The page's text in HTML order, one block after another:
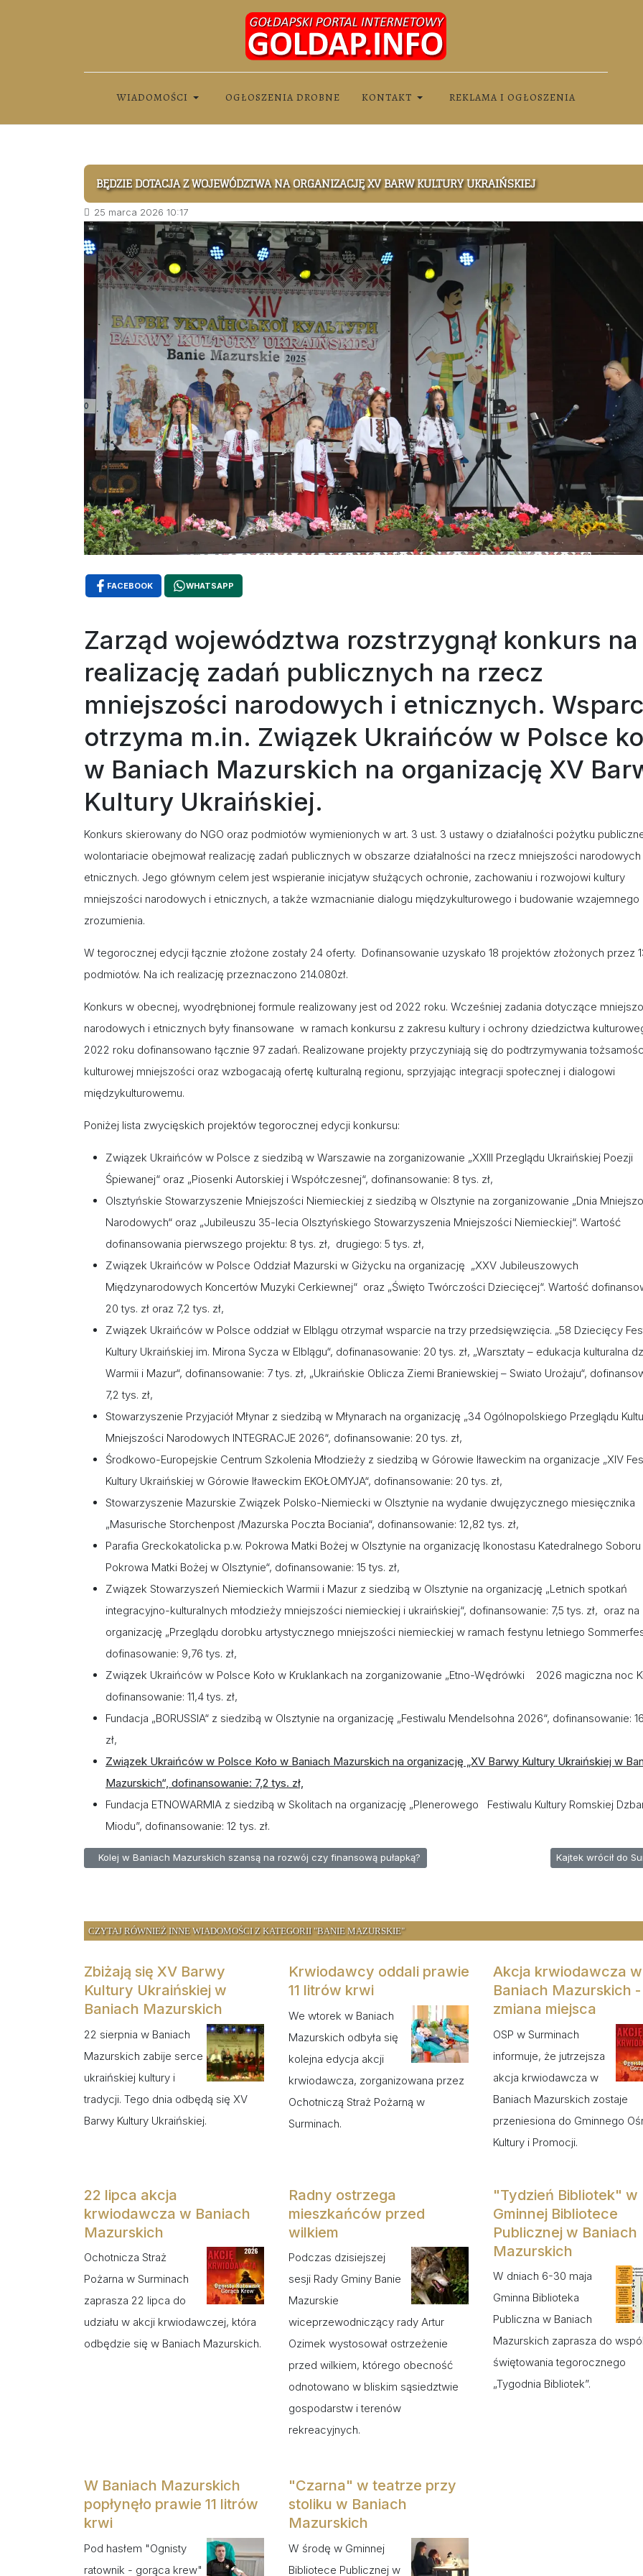
WIADOMOŚCI OGŁOSZENIA DROBNE KONTAKT REKLAMA I OGŁOSZENIA
BĘDZIE DOTACJA Z WOJEWÓDZTWA NA ORGANIZACJĘ XV BARW KULTURY UKRAIŃSKIEJ
25 marca 2026 10:17
FACEBOOK WHATSAPP
Zarząd województwa rozstrzygnął konkurs na
realizację zadań publicznych na rzecz
mniejszości narodowych i etnicznych.
otrzyma m.in. Związek Ukraińców w Polsce
w Baniach Mazurskich na organizację XV
Kultury Ukraińskiej.
Konkurs skierowany do NGO oraz podmiotów wymienionych w art. 3 ust. 3 ustawy o działalności pożytku
wolontariacie obejmował realizację zadań publicznych w obszarze działalności na rzecz mniejszości narodowych
etnicznych. Jego głównym celem jest wspieranie inicjatyw służących ochronie, zachowaniu i rozwojowi kultury
mniejszości narodowych i etnicznych, a także wzmacnianie dialogu międzykulturowego i budowanie wzajemnego
zrozumienia.
W tegorocznej edycji łącznie złożone zostały 24 oferty. Dofinansowanie uzyskało 18 projektów złożonych przez
podmiotów. Na ich realizację przeznaczono 214.080zł.
Konkurs w obecnej, wyodrębnionej formule realizowany jest od 2022 roku. Wcześniej zadania dotyczące
narodowych i etnicznych były finansowane w ramach konkursu z zakresu kultury i ochrony dziedzictwa
2022 roku dofinansowano łącznie 97 zadań. Realizowane projekty przyczyniają się do podtrzymywania
kulturowej mniejszości oraz wzbogacają ofertę kulturalną regionu, sprzyjając integracji społecznej i dialogowi
międzykulturowemu.
Poniżej lista zwycięskich projektów tegorocznej edycji konkursu:
Związek Ukraińców w Polsce z siedzibą w Warszawie na zorganizowanie „XXIII Przeglądu Ukraińskiej Poezji
Śpiewanej“ oraz „Piosenki Autorskiej i Współczesnej“, dofinansowanie: 8 tys. zł,
Olsztyńskie Stowarzyszenie Mniejszości Niemieckiej z siedzibą w Olsztynie na zorganizowanie „Dnia
Narodowych“ oraz „Jubileuszu 35-lecia Olsztyńskiego Stowarzyszenia Mniejszości Niemieckiej“. Wartość
dofinansowania pierwszego projektu: 8 tys. zł, drugiego: 5 tys. zł,
Związek Ukraińców w Polsce Oddział Mazurski w Giżycku na organizację „XXV Jubileuszowych
Międzynarodowych Koncertów Muzyki Cerkiewnej“ oraz „Święto Twórczości Dziecięcej“. Wartość
20 tys. zł oraz 7,2 tys. zł,
Związek Ukraińców w Polsce oddział w Elblągu otrzymał wsparcie na trzy przedsięwzięcia. „58 Dziecięcy
Kultury Ukraińskiej im. Mirona Sycza w Elblągu“, dofinanasowanie: 20 tys. zł, „Warsztaty – edukacja kulturalna
Warmii i Mazur“, dofinansowanie: 7 tys. zł, „Ukraińskie Oblicza Ziemi Braniewskiej – Swiato Urożaju“,
7,2 tys. zł,
Stowarzyszenie Przyjaciół Młynar z siedzibą w Młynarach na organizację „34 Ogólnopolskiego Przeglądu
Mniejszości Narodowych INTEGRACJE 2026“, dofinansowanie: 20 tys. zł,
Środkowo-Europejskie Centrum Szkolenia Młodzieży z siedzibą w Górowie Iławeckim na organizacje „XIV
Kultury Ukraińskiej w Górowie Iławeckim EKOŁOMYJA“, dofinansowanie: 20 tys. zł,
Stowarzyszenie Mazurskie Związek Polsko-Niemiecki w Olsztynie na wydanie dwujęzycznego miesięcznika
„Masurische Storchenpost /Mazurska Poczta Bociania“, dofinansowanie: 12,82 tys. zł,
Parafia Greckokatolicka p.w. Pokrowa Matki Bożej w Olsztynie na organizację Ikonostasu Katedralnego Soboru
Pokrowa Matki Bożej w Olsztynie“, dofinansowanie: 15 tys. zł,
Związek Stowarzyszeń Niemieckich Warmii i Mazur z siedzibą w Olsztynie na organizację „Letnich spotkań
integracyjno-kulturalnych młodzieży mniejszości niemieckiej i ukraińskiej“, dofinansowanie: 7,5 tys. zł, oraz na
organizację „Przeglądu dorobku artystycznego mniejszości niemieckiej w ramach festynu letniego
dofinasowanie: 9,76 tys. zł,
Związek Ukraińców w Polsce Koło w Kruklankach na zorganizowanie „Etno-Wędrówki 2026 magiczna noc
dofinansowanie: 11,4 tys. zł,
Fundacja „BORUSSIA“ z siedzibą w Olsztynie na organizację „Festiwalu Mendelsohna 2026“, dofinansowanie:
zł,
Związek Ukraińców w Polsce Koło w Baniach Mazurskich na organizację „XV Barwy Kultury Ukraińskiej w
Mazurskich“, dofinansowanie: 7,2 tys. zł,
Fundacja ETNOWARMIA z siedzibą w Skolitach na organizację „Plenerowego Festiwalu Kultury Romskiej
Miodu”, dofinansowanie: 12 tys. zł.
Poprzednia strona: Kolej w Baniach Mazurskich szansą na rozwój czy finansową pułapką?
Kolej w Baniach Mazurskich szansą na rozwój czy finansową pułapką? Następna strona:
Kajtek wrócił do
CZYTAJ RÓWNIEŻ INNE WIADOMOŚCI Z KATEGORII "BANIE MAZURSKIE"
Zbiżają się XV Barwy
Kultury Ukraińskiej w
Baniach Mazurskich
22 sierpnia w Baniach
Mazurskich zabije serce
ukraińskiej kultury i
tradycji. Tego dnia odbędą się XV
Barwy Kultury Ukraińskiej.
Krwiodawcy oddali prawie
11 litrów krwi
We wtorek w Baniach
Mazurskich odbyła się
kolejna edycja akcji
krwiodawcza, zorganizowana przez
Ochotniczą Straż Pożarną w
Surminach.
Akcja krwiodawcza w
Baniach Mazurskich -
zmiana miejsca
OSP w Surminach
informuje, że jutrzejsza
akcja krwiodawcza w
Baniach Mazurskich zostaje
przeniesiona do Gminnego
Kultury i Promocji.
22 lipca akcja
krwiodawcza w Baniach
Mazurskich
Ochotnicza Straż
Pożarna w Surminach
zaprasza 22 lipca do
udziału w akcji krwiodawczej, która
odbędzie się w Baniach Mazurskich.
Radny ostrzega
mieszkańców przed
wilkiem
Podczas dzisiejszej
sesji Rady Gminy Banie
Mazurskie
wiceprzewodniczący rady Artur
Ozimek wystosował ostrzeżenie
przed wilkiem, którego obecność
odnotowano w bliskim sąsiedztwie
gospodarstw i terenów
rekreacyjnych.
"Tydzień Bibliotek" w
Gminnej Bibliotece
Publicznej w Baniach
Mazurskich
W dniach 6-30 maja
Gminna Biblioteka
Publiczna w Baniach
Mazurskich zaprasza do
świętowania tegorocznego
„Tygodnia Bibliotek”.
W Baniach Mazurskich
popłynęło prawie 11 litrów
krwi
Pod hasłem "Ognisty
ratownik - gorąca krew"
"Czarna" w teatrze przy
stoliku w Baniach
Mazurskich
W środę w Gminnej
Bibliotece Publicznej w